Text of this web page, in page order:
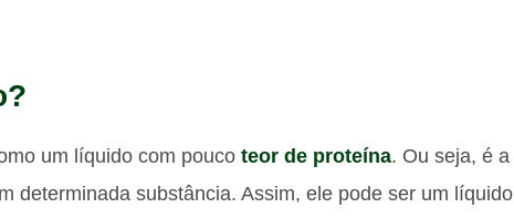
um líquido com pouco teor de proteína. Ou seja, é a
determinada substância. Assim, ele pode ser um líquido